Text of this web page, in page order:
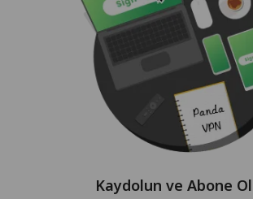
Kaydolun ve Abone